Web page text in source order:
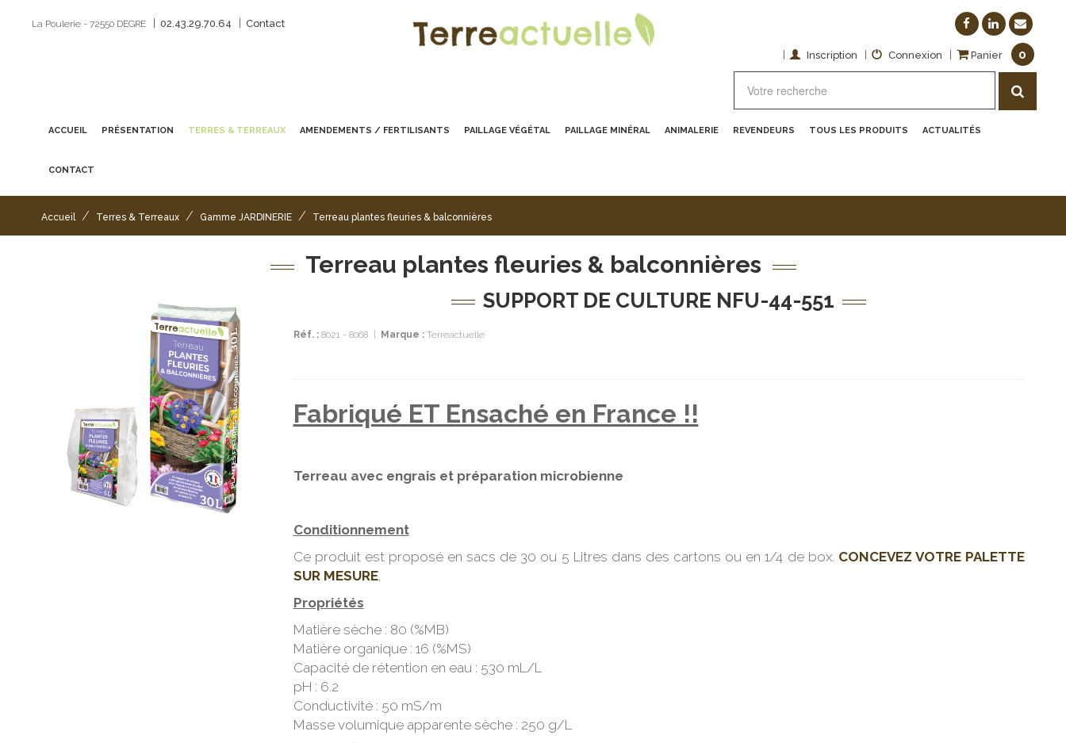
La Poulerie - 72550 DEGRE 02.43.29.70.64 Contact
Inscription Connexion Panier 0
ACCUEIL PRÉSENTATION TERRES & TERREAUX AMENDEMENTS / FERTILISANTS PAILLAGE VÉGÉTAL PAILLAGE MINÉRAL ANIMALERIE REVENDEURS TOUS LES PRODUITS ACTUALITÉS
CONTACT
Accueil / Terres & Terreaux / Gamme JARDINERIE / Terreau plantes fleuries & balconnières
Terreau plantes fleuries & balconnières
SUPPORT DE CULTURE NFU-44-551
Réf. : 8021 - 8068 Marque :Terreactuelle
Fabriqué ET Ensaché en France !!
Terreau avec engrais et préparation microbienne
Conditionnement
Ce produit est proposé en sacs de 30 ou 5 Litres dans des cartons ou en 1/4 de box. CONCEVEZ VOTRE PALETTE
SUR MESURE.
Propriétés
Matière sèche : 80 (%MB)
Matière organique : 16 (%MS)
Capacité de rétention en eau : 530 mL/L
pH : 6.2
Conductivité : 50 mS/m
Masse volumique apparente sèche : 250 g/L